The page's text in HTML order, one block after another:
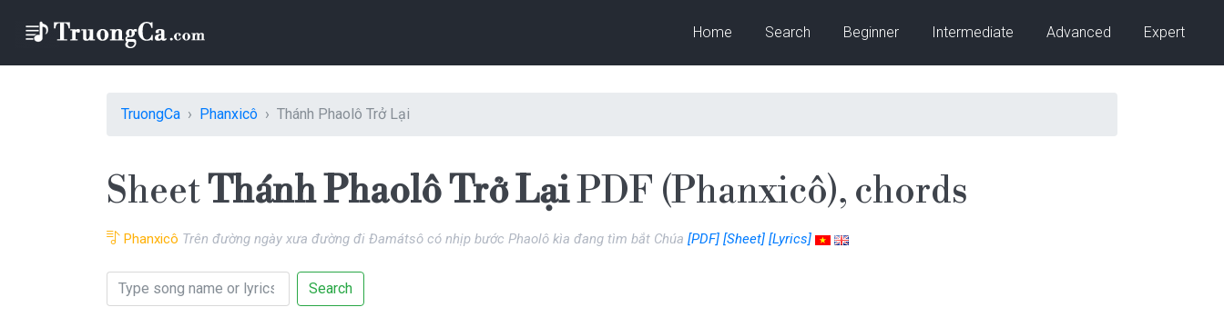
Home Search Beginner Intermediate Advanced Expert
TruongCa Phanxicô Thánh Phaolô Trở Lại
SheetThánh Phaolô Trở LạiPDF (Phanxicô), chords
Phanxicô Trên đường ngày xưa đường đi Đamátsô có nhịp bước Phaolô kìa đang tìm bắt Chúa [PDF] [Sheet] [Lyrics]
Search